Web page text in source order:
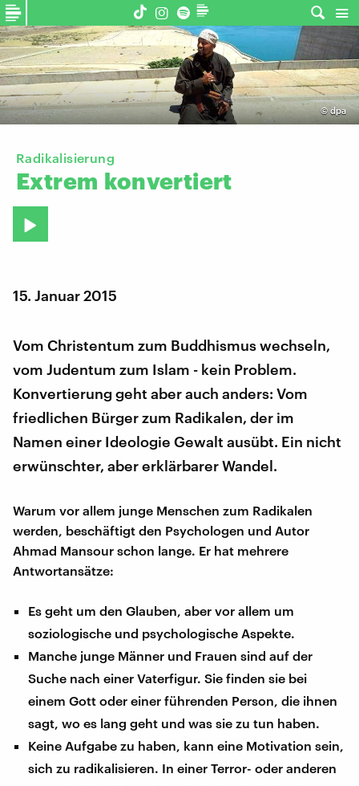
©dpa
Radikalisierung
Extrem konvertiert
15. Januar 2015
Vom Christentum zum Buddhismus wechseln,
vom Judentum zum Islam - kein Problem.
Konvertierung geht aber auch anders: Vom
friedlichen Bürger zum Radikalen, der im
Namen einer Ideologie Gewalt ausübt. Ein nicht
erwünschter, aber erklärbarer Wandel.
Warum vor allem junge Menschen zum Radikalen
werden, beschäftigt den Psychologen und Autor
Ahmad Mansour schon lange. Er hat mehrere
Antwortansätze:
Es geht um den Glauben, aber vor allem um
soziologische und psychologische Aspekte.
Manche junge Männer und Frauen sind auf der
Suche nach einer Vaterfigur. Sie finden sie bei
einem Gott oder einer führenden Person, die ihnen
sagt, wo es lang geht und was sie zu tun haben.
Keine Aufgabe zu haben, kann eine Motivation sein,
sich zu radikalisieren. In einer Terror- oder anderen